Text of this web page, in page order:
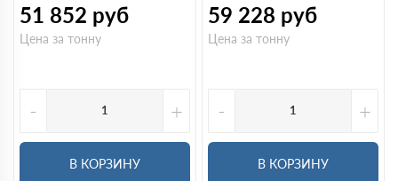
51 852 руб
Цена за тонну
- +
В КОРЗИНУ
59 228 руб
Цена за тонну
- +
В КОРЗИНУ